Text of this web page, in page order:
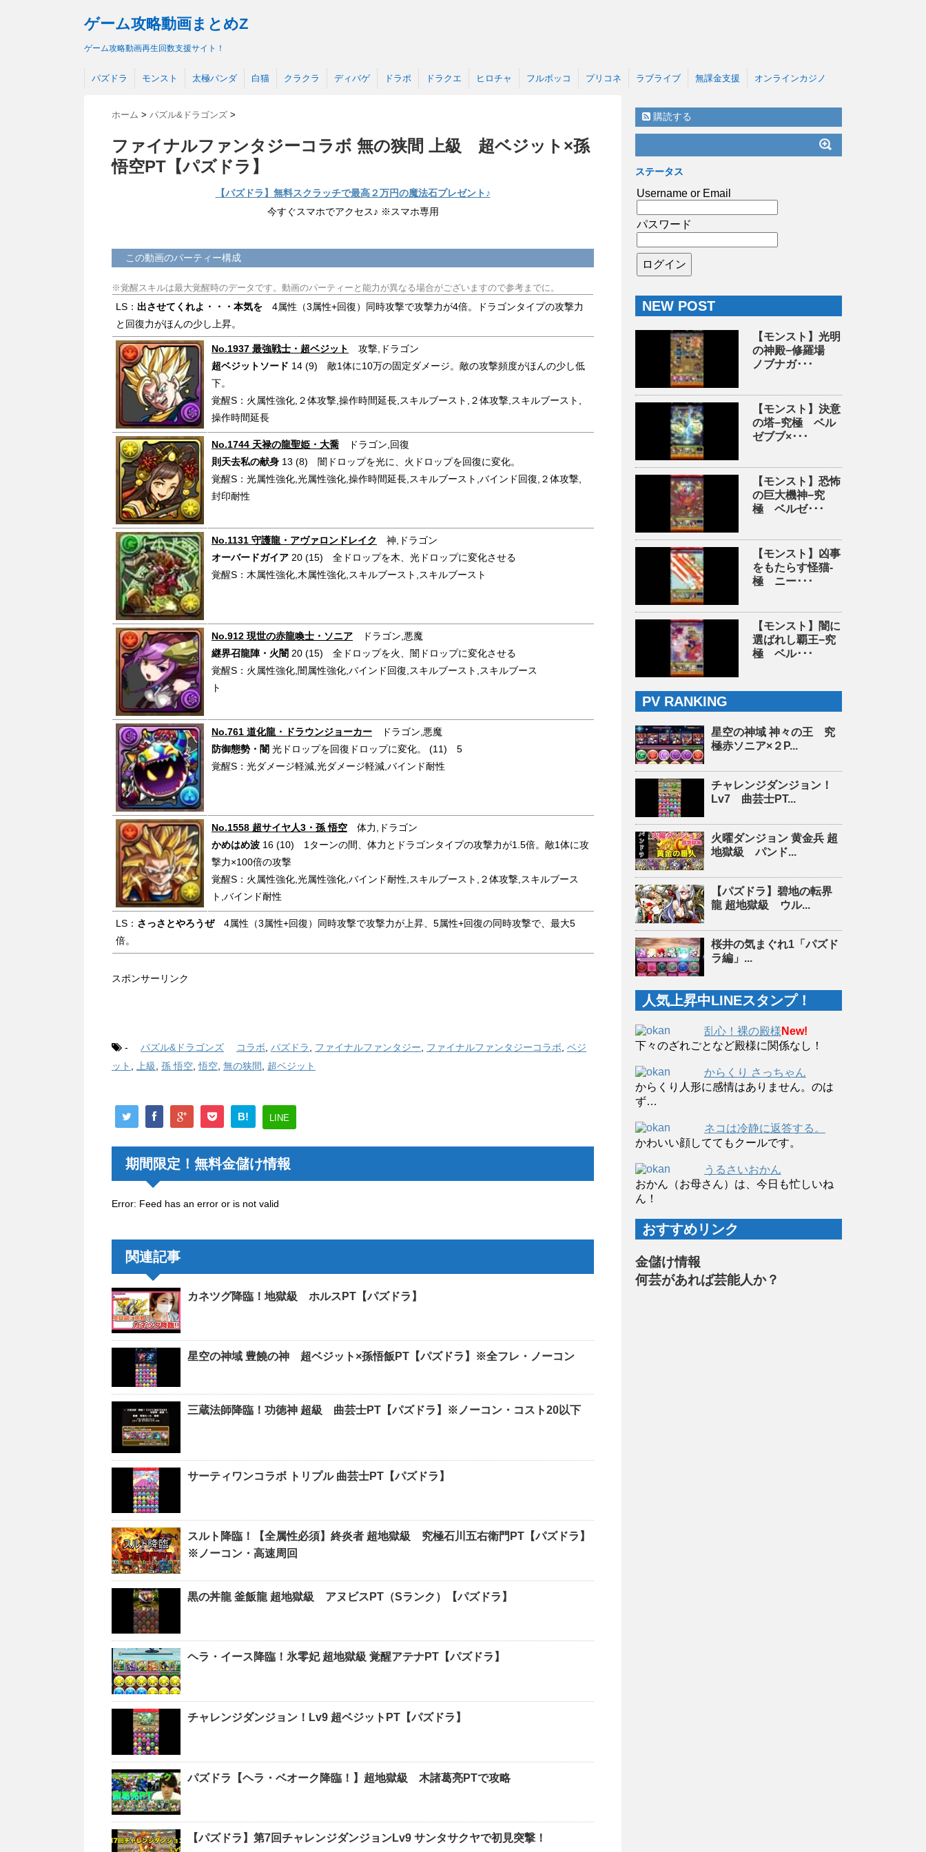
ゲーム攻略動画まとめZ
ゲーム攻略動画再生回数支援サイト！
パズドラ モンスト 太極パンダ 白猫 クラクラ ディバゲ ドラポ ドラクエ ヒロチャ フルボッコ プリコネ ラブライブ 無課金支援 オンラインカジノ
ホーム > パズル&ドラゴンズ >
ファイナルファンタジーコラボ 無の狭間 上級 超ベジット×孫
悟空PT【パズドラ】
【パズドラ】無料スクラッチで最高２万円の魔法石プレゼント♪
今すぐスマホでアクセス♪ ※スマホ専用
この動画のパーティー構成
※覚醒スキルは最大覚醒時のデータです。動画のパーティーと能力が異なる場合がございますので参考までに。
LS： 出させてくれよ・・・本気を 4属性（3属性+回復）同時攻撃で攻撃力が4倍。ドラゴンタイプの攻撃力
と回復力がほんの少し上昇。
No.1937 最強戦士・超ベジット
攻撃,ドラゴン
超ベジットソード 14 (9) 敵1体に10万の固定ダメージ。敵の攻撃頻度がほんの少し低
下。
覚醒S：火属性強化,２体攻撃,操作時間延長,スキルブースト,２体攻撃,スキルブースト,
操作時間延長
No.1744 天禄の龍聖姫・大喬 ドラゴン,回復
則天去私の献身 13 (8) 闇ドロップを光に、火ドロップを回復に変化。
覚醒S：光属性強化,光属性強化,操作時間延長,スキルブースト,バインド回復,２体攻撃,
封印耐性
No.1131 守護龍・アヴァロンドレイク
神,ドラゴン
オーバードガイア 20 (15) 全ドロップを木、光ドロップに変化させる
覚醒S：木属性強化,木属性強化,スキルブースト,スキルブースト
No.912 現世の赤龍喚士・ソニア ドラゴン,悪魔
継界召龍陣・火闇 20 (15) 全ドロップを火、闇ドロップに変化させる
覚醒S：火属性強化,闇属性強化,バインド回復,スキルブースト,スキルブース
ト
No.761 道化龍・ドラウンジョーカー ドラゴン,悪魔
防御態勢・闇 光ドロップを回復ドロップに変化。 (11) 5
覚醒S：光ダメージ軽減,光ダメージ軽減,バインド耐性
No.1558 超サイヤ人3・孫 悟空 体力,ドラゴン
かめはめ波 16 (10) 1ターンの間、体力とドラゴンタイプの攻撃力が1.5倍。敵1体に攻
撃力×100倍の攻撃
覚醒S：火属性強化,光属性強化,バインド耐性,スキルブースト,２体攻撃,スキルブース
ト,バインド耐性
LS： さっさとやろうぜ4属性（3属性+回復）同時攻撃で攻撃力が上昇、5属性+回復の同時攻撃で、最大5
倍。
スポンサーリンク
- パズル&ドラゴンズ コラボ パズドラ ファイナルファンタジー ファイナルファンタジーコラボ ベジ
ット
上級 孫 悟空 ,悟空 無の狭間 超ベジット
B! LINE
期間限定！無料金儲け情報
Error: Feed has an error or is not valid
関連記事
カネツグ降臨！地獄級 ホルスPT【パズドラ】
星空の神域 豊饒の神 超ベジット×孫悟飯PT【パズドラ】※全フレ・ノーコン
三蔵法師降臨！功徳神 超級 曲芸士PT【パズドラ】※ノーコン・コスト20以下
サーティワンコラボ トリプル 曲芸士PT【パズドラ】
スルト降臨！【全属性必須】終炎者 超地獄級 究極石川五右衛門PT【パズドラ】
※ノーコン・高速周回
黒の丼龍 釜飯龍 超地獄級 アヌビスPT（Sランク）【パズドラ】
ヘラ・イース降臨！氷零妃 超地獄級 覚醒アテナPT【パズドラ】
チャレンジダンジョン！Lv9 超ベジットPT【パズドラ】
パズドラ【ヘラ・ベオーク降臨！】超地獄級 木諸葛亮PTで攻略
【パズドラ】第7回チャレンジダンジョンLv9 サンタサクヤで初見突撃！
購読する
ステータス
Username or Email
パスワード
NEW POST
【モンスト】光明
の神殿−修羅場
ノブナガ･･･
【モンスト】決意
の塔−究極 ベル
ゼブブ×･･･
【モンスト】恐怖
の巨大機神−究
極 ベルゼ･･･
【モンスト】凶事
をもたらす怪猫-
極 ニー･･･
【モンスト】闇に
選ばれし覇王−究
極 ベル･･･
PV RANKING
星空の神域 神々の王 究
極赤ソニア×２P...
チャレンジダンジョン！
Lv7 曲芸士PT...
火曜ダンジョン 黄金兵 超
地獄級 パンド...
【パズドラ】碧地の転界
龍 超地獄級 ウル...
桜井の気まぐれ1「パズド
ラ編」...
人気上昇中LINEスタンプ！
乱心！裸の殿様 New!
下々のざれごとなど殿様に関係なし！
からくり さっちゃん
からくり人形に感情はありません。のは
ず…
ネコは冷静に返答する。
かわいい顔しててもクールです。
うるさいおかん
おかん（お母さん）は、今日も忙しいね
ん！
おすすめリンク
金儲け情報
何芸があれば芸能人か？